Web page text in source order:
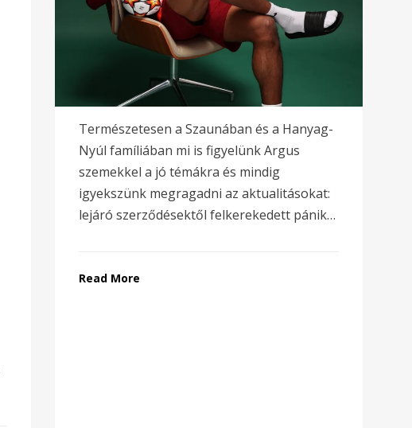
Természetesen a Szaunában és a Hanyag-
Nyúl famíliában mi is figyelünk Argus
szemekkel a jó témákra és mindig
igyekszünk megragadni az aktualitásokat:
lejáró szerződésektől felkerekedett pánik…
Read More